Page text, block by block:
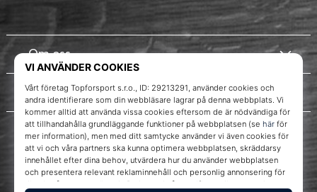
Om oss
Kundtjänst